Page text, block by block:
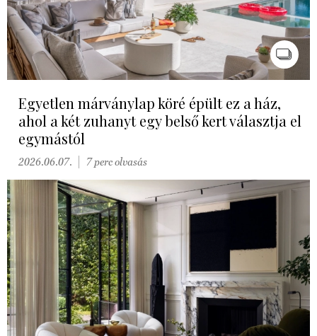
Egyetlen márványlap köré épült ez a ház,
ahol a két zuhanyt egy belső kert választja el
egymástól
2026.06.07. 7 perc olvasás